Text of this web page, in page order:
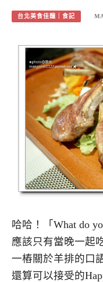
台北美食佳釀｜食記
哈哈！「What do
應該只有當晚一起
一樁關於羊排的口
還算可以接受的